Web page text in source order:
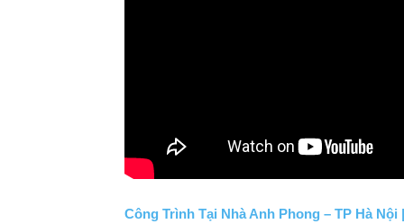
Công Trình Tại Nhà Anh Phong – TP Hà Nội